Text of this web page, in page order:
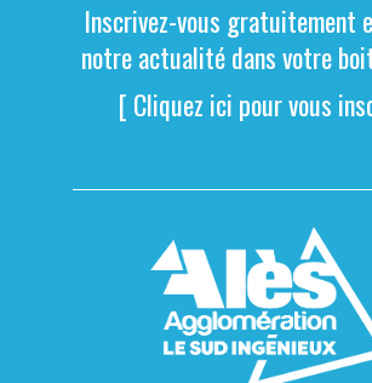
Inscrivez-vous gratuitement
notre actualité dans votre
[ Cliquez ici pour vous